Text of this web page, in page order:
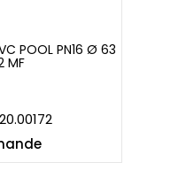
POOL PN16 Ø 63
MF